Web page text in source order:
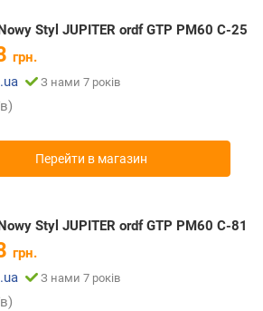
Styl JUPITER ordf GTP PM60 C-25
грн.
З нами 7 років
Перейти в магазин
Styl JUPITER ordf GTP PM60 C-81
грн.
З нами 7 років